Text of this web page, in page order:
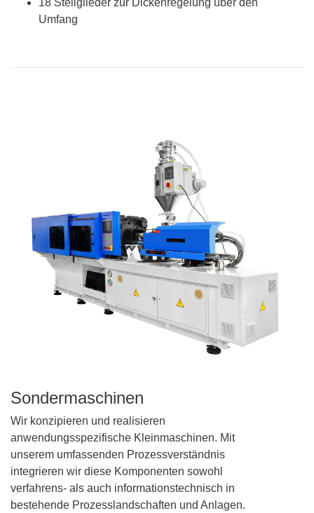
Umfang
Sondermaschinen
Wir konzipieren und realisieren
anwendungsspezifische Kleinmaschinen. Mit
unserem umfassenden Prozessverständnis
integrieren wir diese Komponenten sowohl
verfahrens- als auch informationstechnisch in
bestehende Prozesslandschaften und Anlagen.